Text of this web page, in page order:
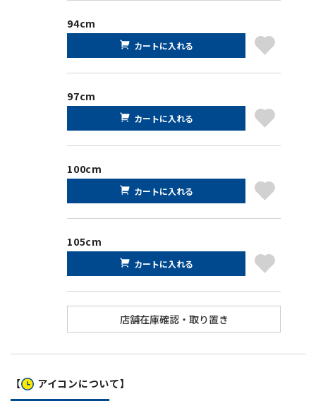
94cm
カートに入れる
97cm
カートに入れる
100cm
カートに入れる
105cm
カートに入れる
【 アイコンについて】